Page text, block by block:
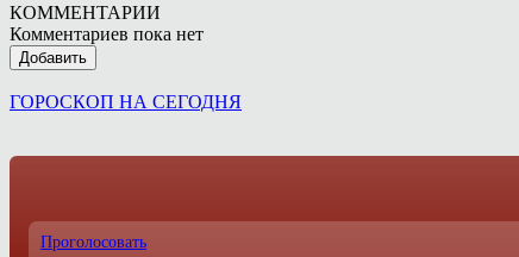
КОММЕНТАРИИ
Комментариев пока нет
Добавить
ГОРОСКОП НА СЕГОДНЯ
Проголосовать